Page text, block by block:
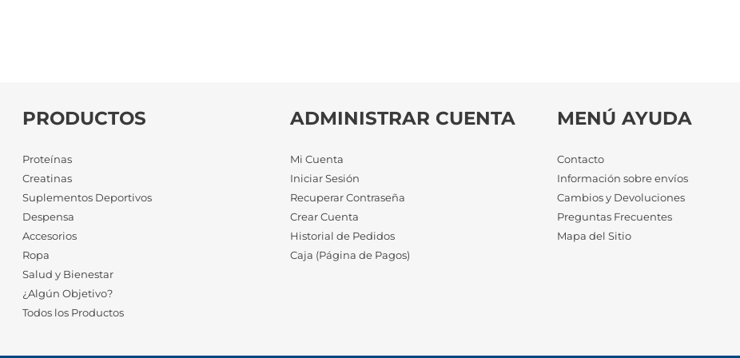
PRODUCTOS
Proteínas
Creatinas
Suplementos Deportivos
Despensa
Accesorios
Ropa
Salud y Bienestar
¿Algún Objetivo?
Todos los Productos
ADMINISTRAR CUENTA
Mi Cuenta
Iniciar Sesión
Recuperar Contraseña
Crear Cuenta
Historial de Pedidos
Caja (Página de Pagos)
MENÚ AYUDA
Contacto
Información sobre envíos
Cambios y Devoluciones
Preguntas Frecuentes
Mapa del Sitio